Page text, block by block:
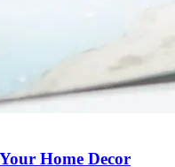
Home Decor